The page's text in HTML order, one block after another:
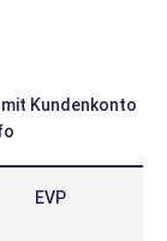
Kundenkonto
EVP